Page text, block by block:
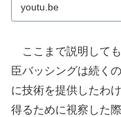
youtu.be
ここまで説明して
臣バッシングは続く
に技術を提供したわ
得るために視察した